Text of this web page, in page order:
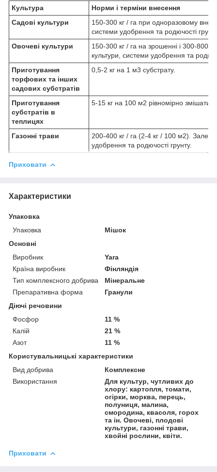
Культура
Норми і терміни внесення
Садові культури
150-300 кг / га при одноразовому
системи удобрення та родючості
Овочеві культури
150-300 кг / га на зрошенні і 300-800
культури, системи удобрення та
Приготування
торфових та інших
садових субстратів
0,5-2 кг на 1 м3 субстрату.
Приготування
субстратів в
теплицях
5-15 кг на 100 м2 рівномірно змішати
Газонні трави
200-400 кг / га (2-4 кг / 100 м2).
удобрення та родючості грунту.
Приховати
Характеристики
Упаковка
Упаковка
Мішок
Основні
Виробник
Yara
Країна виробник
Фінляндія
Тип комплексного добрива
Мінеральне
Препаративна форма
Гранули
Діючі речовини
Фосфор
11 %
Калій
21 %
Азот
11 %
Користувальницькі характеристики
Вид добрива
Комплексне
Використання
Для культур, чутливих до
хлору: картопля, томати,
огірки, морква, перець,
полуниця, малина,
смородина, квасоля, горох
та ін. Овочеві, плодові
культури, газонні трави,
хвойні рослини, квіти.
Приховати